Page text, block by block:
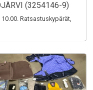
(3254146-9)
10.00. Ratsastuskypärät,